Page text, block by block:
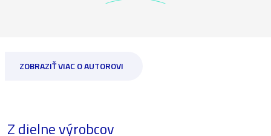
ZOBRAZIŤ VIAC O AUTOROVI
Z dielne výrobcov